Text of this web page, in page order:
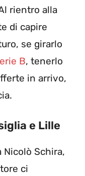
rientro alla
di capire
se girarlo
B, tenerlo
in arrivo,
e Lille
Schira,
ci